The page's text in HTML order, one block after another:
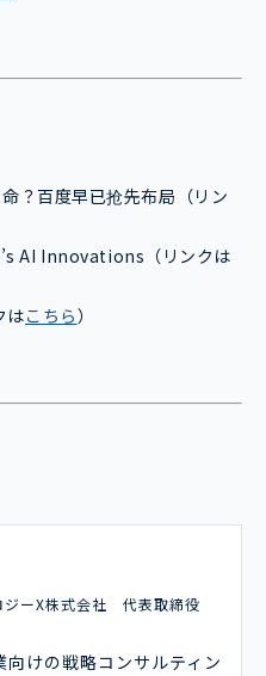
？百度早已抢先布局（リン
AI Innovations（リンクは
はこちら）
ジーX株式会社 代表取締役
けの戦略コンサルティン